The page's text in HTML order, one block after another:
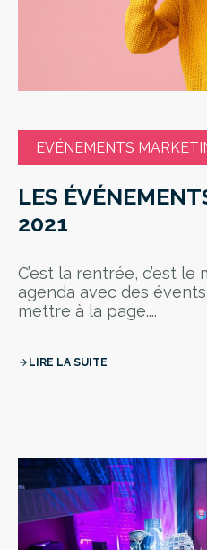
EVÉNEMENTS
LES
2021
C’est la rentrée, c’est
agenda avec des
mettre à la page....
arrow_forward LIRE LA SUITE